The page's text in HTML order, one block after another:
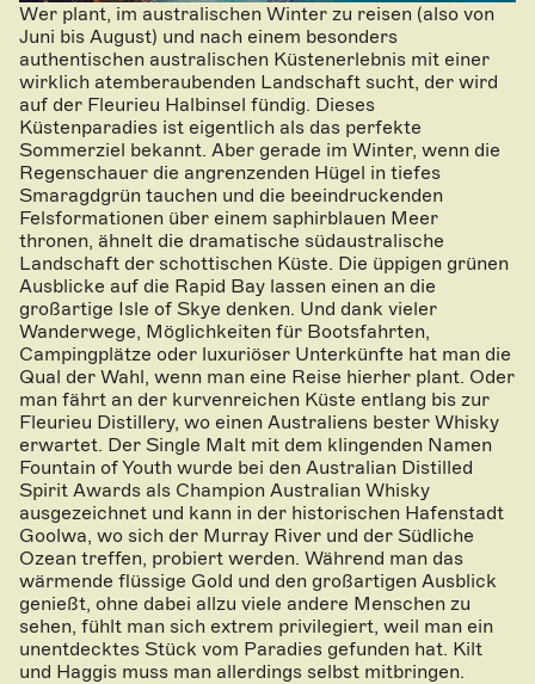
Wer plant, im australischen Winter zu reisen (also von
Juni bis August) und nach einem besonders
authentischen australischen Küstenerlebnis mit einer
wirklich atemberaubenden Landschaft sucht, der wird
auf der Fleurieu Halbinsel fündig. Dieses
Küstenparadies ist eigentlich als das perfekte
Sommerziel bekannt. Aber gerade im Winter, wenn die
Regenschauer die angrenzenden Hügel in tiefes
Smaragdgrün tauchen und die beeindruckenden
Felsformationen über einem saphirblauen Meer
thronen, ähnelt die dramatische südaustralische
Landschaft der schottischen Küste. Die üppigen grünen
Ausblicke auf die Rapid Bay lassen einen an die
großartige Isle of Skye denken. Und dank vieler
Wanderwege, Möglichkeiten für Bootsfahrten,
Campingplätze oder luxuriöser Unterkünfte hat man die
Qual der Wahl, wenn man eine Reise hierher plant. Oder
man fährt an der kurvenreichen Küste entlang bis zur
Fleurieu Distillery, wo einen Australiens bester Whisky
erwartet. Der Single Malt mit dem klingenden Namen
Fountain of Youth wurde bei den Australian Distilled
Spirit Awards als Champion Australian Whisky
ausgezeichnet und kann in der historischen Hafenstadt
Goolwa, wo sich der Murray River und der Südliche
Ozean treffen, probiert werden. Während man das
wärmende flüssige Gold und den großartigen Ausblick
genießt, ohne dabei allzu viele andere Menschen zu
sehen, fühlt man sich extrem privilegiert, weil man ein
unentdecktes Stück vom Paradies gefunden hat. Kilt
und Haggis muss man allerdings selbst mitbringen.